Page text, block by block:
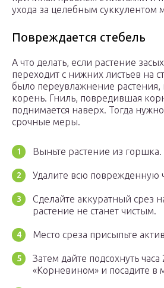
ухода за целебным суккулентом
Повреждается стебель
А что делать, если растение
переходит с нижних листьев на
было переувлажнение растения,
корень. Гниль, повредившая
поднимается наверх. Тогда
срочные меры.
Выньте растение из горшка.
Удалите всю поврежденную
Сделайте аккуратный срез
растение не станет чистым.
Место среза присыпьте
Затем дайте подсохнуть
«Корневином» и посадите в